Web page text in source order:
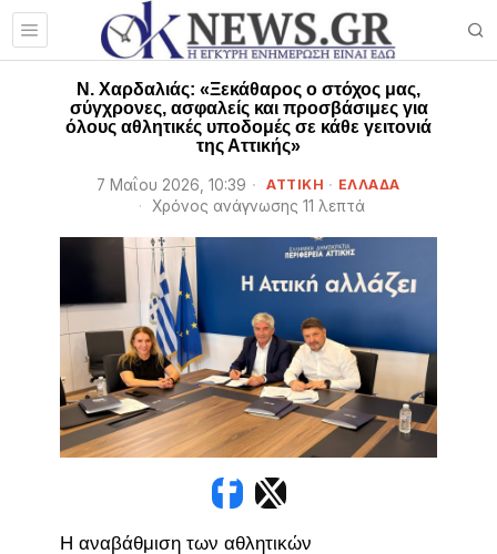
Ν. Χαρδαλιάς: «Ξεκάθαρος ο στόχος μας,
σύγχρονες, ασφαλείς και προσβάσιμες για
όλους αθλητικές υποδομές σε κάθε γειτονιά
της Αττικής»
7 Μαΐου 2026, 10:39 ΑΤΤΙΚΗ · ΕΛΛΑΔΑ
Χρόνος ανάγνωσης 11 λεπτά
Η αναβάθμιση των αθλητικών